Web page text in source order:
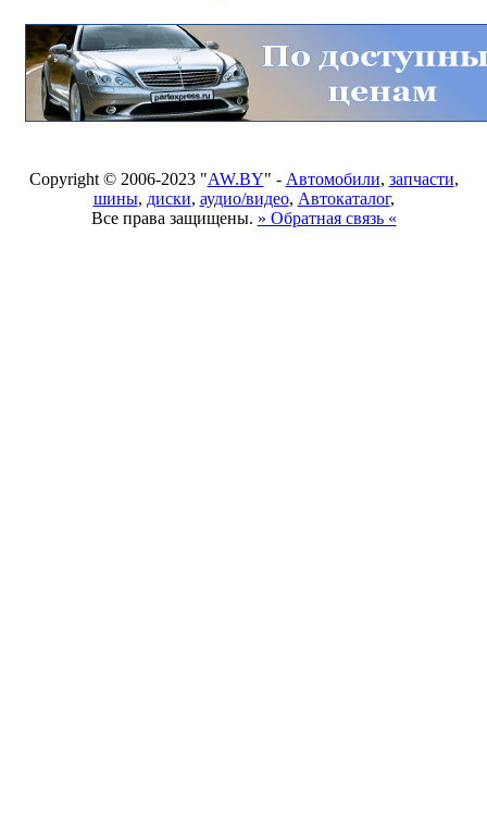
Copyright © 2006-2023 "AW.BY" - Автомобили, запчасти,
шины, диски, аудио/видео, Автокаталог,
Все права защищены. » Обратная связь «